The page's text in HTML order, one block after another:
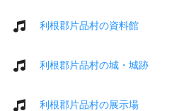
利根郡片品村の資料館
利根郡片品村の城・城跡
利根郡片品村の展示場